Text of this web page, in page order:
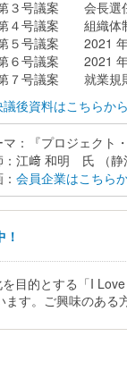
３号議案 会長選
４号議案 組織体
５号議案 2021 年
６号議案 2021 年
７号議案 就業規
議後資料はこちらか
マ：『プロジェクト
：江﨑 和明 氏 （静
会員企業はこちら
目的とする「I
す。ご興味のある